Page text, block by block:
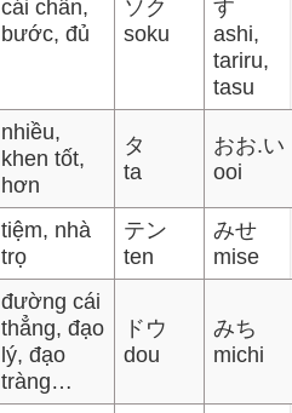
cái chân,
bước, đủ
ソク
soku
す
ashi,
tariru,
tasu
nhiều,
khen tốt,
hơn
タ
ta
おお.い
ooi
tiệm, nhà
trọ
テン
ten
みせ
mise
đường cái
thẳng, đạo
lý, đạo
tràng…
ドウ
dou
みち
michi